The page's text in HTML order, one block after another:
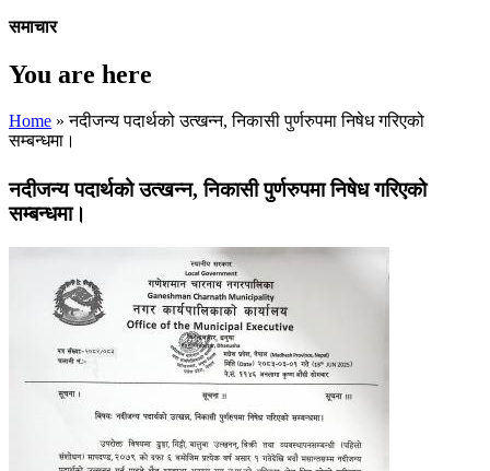
समाचार
You are here
Home » नदीजन्य पदार्थको उत्खन्न, निकासी पुर्णरुपमा निषेध गरिएको
सम्बन्धमा।
नदीजन्य पदार्थको उत्खन्न, निकासी पुर्णरुपमा निषेध गरिएको
सम्बन्धमा।